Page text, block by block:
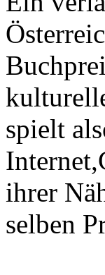
spielt
ihrer
selben